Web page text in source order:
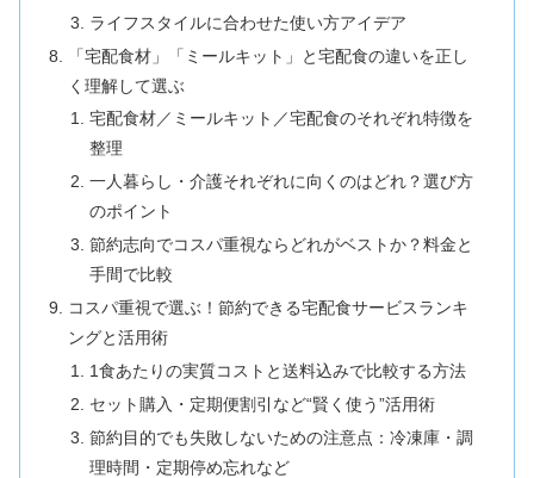
ライフスタイルに合わせた使い方アイデア
「宅配食材」「ミールキット」と宅配食の違いを正し
く理解して選ぶ
宅配食材／ミールキット／宅配食のそれぞれ特徴を
整理
一人暮らし・介護それぞれに向くのはどれ？選び方
のポイント
節約志向でコスパ重視ならどれがベストか？料金と
手間で比較
コスパ重視で選ぶ！節約できる宅配食サービスランキ
ングと活用術
1食あたりの実質コストと送料込みで比較する方法
セット購入・定期便割引など“賢く使う”活用術
節約目的でも失敗しないための注意点：冷凍庫・調
理時間・定期停め忘れなど